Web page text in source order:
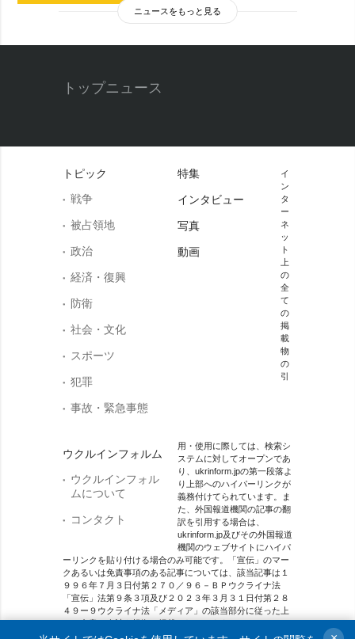
ニュースをもっと見る
トップニュース
トピック
戦争
被占領地
政治
経済・復興
防衛
社会・文化
スポーツ
犯罪
事故・緊急事態
ウクルインフォルム
ウクルインフォル
ムについて
コンタクト
特集
インタビュー
写真
動画
イ
ン
タ
ー
ネ
ッ
ト
上
の
全
て
の
掲
載
物
の
引
用・使用に際しては、検索シ
ステムに対してオープンであ
り、ukrinform.jpの第一段落よ
り上部へのハイパーリンクが
義務付けてられています。ま
た、外国報道機関の記事の翻
訳を引用する場合は、
ukrinform.jp及びその外国報道
機関のウェブサイトにハイパ
ーリンクを貼り付ける場合のみ可能です。「宣伝」のマー
クあるいは免責事項のある記事については、該当記事は１
９９６年７月３日付第２７０／９６－ＢＰウクライナ法
「宣伝」法第９条３項及び２０２３年３月３１日付第２８
４９ー９ウクライナ法「メディア」の該当部分に従った上
で、合意／会計を根拠に掲載されています。